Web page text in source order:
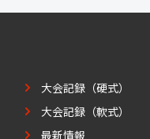
大会記録（硬式）
大会記録（軟式）
最新情報